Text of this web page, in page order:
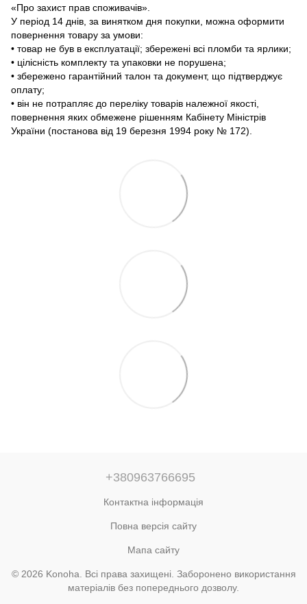
«Про захист прав споживачів».
У період 14 днів, за винятком дня покупки, можна оформити
повернення товару за умови:
• товар не був в експлуатації; збережені всі пломби та ярлики;
• цілісність комплекту та упаковки не порушена;
• збережено гарантійний талон та документ, що підтверджує
оплату;
• він не потрапляє до переліку товарів належної якості,
повернення яких обмежене рішенням Кабінету Міністрів
України (постанова від 19 березня 1994 року № 172).
+380963766695
Контактна інформація
Повна версія сайту
Мапа сайту
© 2026 Konoha. Всі права захищені. Заборонено використання
матеріалів без попереднього дозволу.